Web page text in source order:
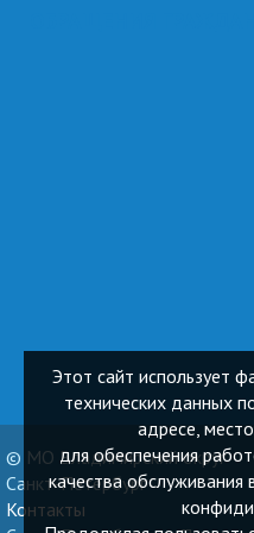
© МО Владимирский округ
Санкт-Петербург
Контакты
Этот сайт использует
технических данных
адресе,
для обеспечения
качества обслуживания